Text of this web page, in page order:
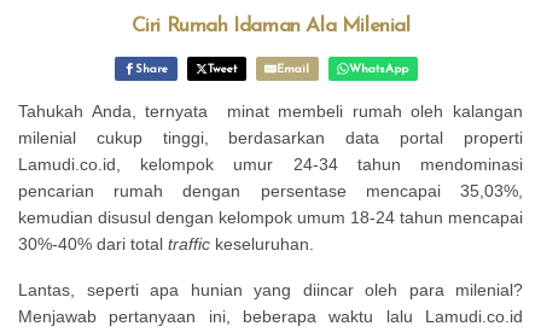
Ciri Rumah Idaman Ala Milenial
Share Tweet Email WhatsApp
Tahukah Anda, ternyata minat membeli rumah oleh kalangan
milenial cukup tinggi, berdasarkan data portal properti
Lamudi.co.id, kelompok umur 24-34 tahun mendominasi
pencarian rumah dengan persentase mencapai 35,03%,
kemudian disusul dengan kelompok umum 18-24 tahun mencapai
30%-40% dari total traffic keseluruhan.
Lantas, seperti apa hunian yang diincar oleh para milenial?
Menjawab pertanyaan ini, beberapa waktu lalu Lamudi.co.id